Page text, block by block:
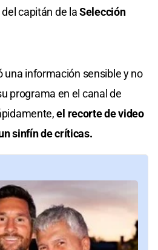
del capitán de laSelección
una información sensible y no
programa en el canal de
el recorte de video
sinfín de críticas.